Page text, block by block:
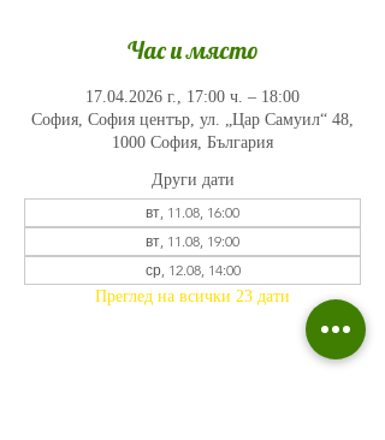
Час и място
17.04.2026 г., 17:00 ч. – 18:00
София, София център, ул. „Цар Самуил“ 48,
1000 София, България
Други дати
вт, 11.08, 16:00
вт, 11.08, 19:00
ср, 12.08, 14:00
Преглед на всички 23 дати